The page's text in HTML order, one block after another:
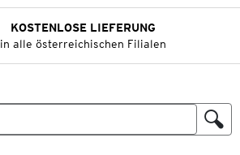
KOSTENLOSE LIEFERUNG
in alle österreichischen Filialen